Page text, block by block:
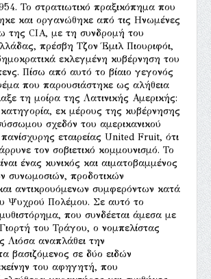
Το στρατιωτικό πραξικόπημα που
και οργανώθηκε από τις Ηνωμένες
της CIA, με τη συνδρομή του
πρέσβη Τζον Έμιλ Πιουριφόι,
εκλεγμένη κυβέρνηση του
Πίσω από αυτό το βίαιο γεγονός
που παρουσιάστηκε ως αλήθεια
τη μοίρα της Λατινικής Αμερικής:
εκ μέρους της κυβέρνησης
σχεδόν του αμερικανικού
εταιρείας United Fruit, ότι
τον σοβιετικό κομμουνισμό. Το
ένας κυνικός και αιματοβαμμένος
συνωμοσιών, προδοτικών
αντικρουόμενων συμφερόντων κατά
Ψυχρού Πολέμου. Σε αυτό το
που συνδέεται άμεσα με
του Τράγου, ο νομπελίστας
Λιόσα αναπλάθει την
βασιζόμενος σε δύο ειδών
του αφηγητή, που